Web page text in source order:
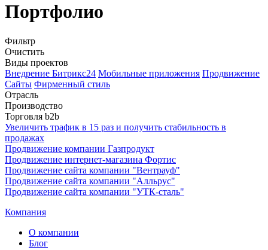
Портфолио
Фильтр
Очистить
Виды проектов
Внедрение Битрикс24 Мобильные приложения Продвижение
Сайты Фирменный стиль
Отрасль
Производство
Торговля b2b
Увеличить трафик в 15 раз и получить стабильность в
продажах
Продвижение компании Газпродукт
Продвижение интернет-магазина Фортис
Продвижение сайта компании "Вентрауф"
Продвижение сайта компании "Алльрус"
Продвижение сайта компании "УТК-сталь"
Компания
О компании
Блог